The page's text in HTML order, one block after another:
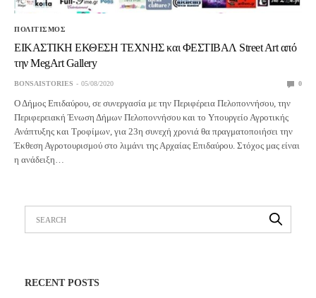
ΠΟΛΙΤΙΣΜΟΣ
ΕΙΚΑΣΤΙΚΗ ΕΚΘΕΣΗ ΤΕΧΝΗΣ και ΦΕΣΤΙΒΑΛ Street Art από
την MegArt Gallery
BONSAISTORIES 05/08/2020 0
Ο Δήμος Επιδαύρου, σε συνεργασία με την Περιφέρεια Πελοποννήσου, την
Περιφερειακή Ένωση Δήμων Πελοποννήσου και το Υπουργείο Αγροτικής
Ανάπτυξης και Τροφίμων, για 23η συνεχή χρονιά θα πραγματοποιήσει την
Έκθεση Αγροτουρισμού στο λιμάνι της Αρχαίας Επιδαύρου. Στόχος μας είναι
η ανάδειξη…
RECENT POSTS